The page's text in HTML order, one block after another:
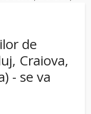
de
Craiova,
- se va